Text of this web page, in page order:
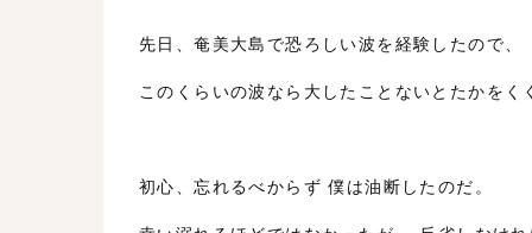
先日、奄美大島で恐ろしい波を経験したので、
このくらいの波なら大したことないとたかをく
初心、忘れるべからず 僕は油断したのだ。